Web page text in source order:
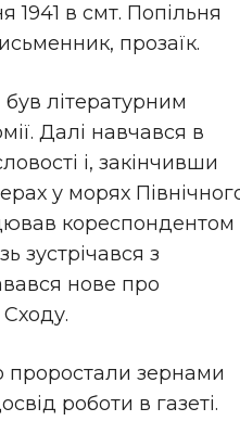
в смт. Попільня
прозаїк.
літературним
Далі навчався в
і, закінчивши
у морях
кореспондентом
зустрічався з
нове про
проростали зернами
роботи в газеті.